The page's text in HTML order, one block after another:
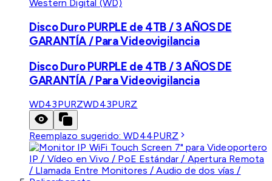
Western Digital (WD)
Disco Duro PURPLE de 4TB / 3 AÑOS DE
GARANTÍA / Para Videovigilancia
Disco Duro PURPLE de 4TB / 3 AÑOS DE
GARANTÍA / Para Videovigilancia
WD43PURZWD43PURZ
Reemplazo sugerido:WD44PURZ